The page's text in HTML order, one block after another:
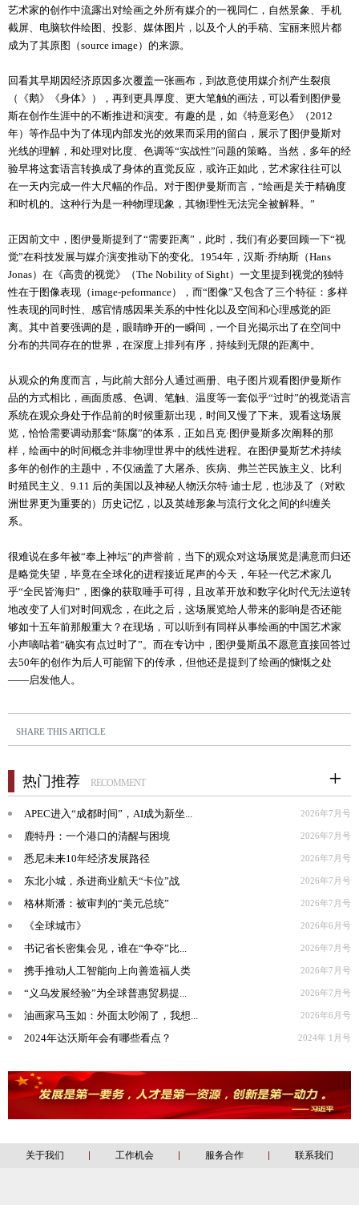
艺术家的创作中流露出对绘画之外所有媒介的一视同仁，自然景象、手机
截屏、电脑软件绘图、投影、媒体图片，以及个人的手稿、宝丽来照片都
成为了其原图（source image）的来源。
回看其早期因经济原因多次覆盖一张画布，到故意使用媒介剂产生裂痕
（《鹅》《身体》），再到更具厚度、更大笔触的画法，可以看到图伊曼
斯在创作生涯中的不断推进和演变。有趣的是，如《特意彩色》（2012
年）等作品中为了体现内部发光的效果而采用的留白，展示了图伊曼斯对
光线的理解，和处理对比度、色调等“实战性”问题的策略。当然，多年的经
验早将这套语言转换成了身体的直觉反应，或许正如此，艺术家往往可以
在一天内完成一件大尺幅的作品。对于图伊曼斯而言，“绘画是关于精确度
和时机的。这种行为是一种物理现象，其物理性无法完全被解释。”
正因前文中，图伊曼斯提到了“需要距离”，此时，我们有必要回顾一下“视
觉”在科技发展与媒介演变推动下的变化。1954年，汉斯·乔纳斯（Hans
Jonas）在《高贵的视觉》（The Nobility of Sight）一文里提到视觉的独特
性在于图像表现（image-peformance），而“图像”又包含了三个特征：多样
性表现的同时性、感官情感因果关系的中性化以及空间和心理感觉的距
离。其中首要强调的是，眼睛睁开的一瞬间，一个目光揭示出了在空间中
分布的共同存在的世界，在深度上排列有序，持续到无限的距离中。
从观众的角度而言，与此前大部分人通过画册、电子图片观看图伊曼斯作
品的方式相比，画面质感、色调、笔触、温度等一套似乎“过时”的视觉语言
系统在观众身处于作品前的时候重新出现，时间又慢了下来。观看这场展
览，恰恰需要调动那套“陈腐”的体系，正如吕克·图伊曼斯多次阐释的那
样，绘画中的时间概念并非物理世界中的线性进程。在图伊曼斯艺术持续
多年的创作的主题中，不仅涵盖了大屠杀、疾病、弗兰芒民族主义、比利
时殖民主义、9.11 后的美国以及神秘人物沃尔特·迪士尼，也涉及了（对欧
洲世界更为重要的）历史记忆，以及英雄形象与流行文化之间的纠缠关
系。
很难说在多年被“奉上神坛”的声誉前，当下的观众对这场展览是满意而归还
是略觉失望，毕竟在全球化的进程接近尾声的今天，年轻一代艺术家几
乎“全民皆海归”，图像的获取唾手可得，且改革开放和数字化时代无法逆转
地改变了人们对时间观念，在此之后，这场展览给人带来的影响是否还能
够如十五年前那般重大？在现场，可以听到有同样从事绘画的中国艺术家
小声嘀咕着“确实有点过时了”。而在专访中，图伊曼斯虽不愿意直接回答过
去50年的创作为后人可能留下的传承，但他还是提到了绘画的慷慨之处
——启发他人。
SHARE THIS ARTICLE
热门推荐 RECOMMENT
APEC进入“成都时间”，AI成为新坐... 2026年7月号
鹿特丹：一个港口的清醒与困境 2026年7月号
悉尼未来10年经济发展路径 2026年7月号
东北小城，杀进商业航天“卡位”战 2026年7月号
格林斯潘：被审判的“美元总统” 2026年7月号
《全球城市》 2026年6月号
书记省长密集会见，谁在“争夺”比... 2026年7月号
携手推动人工智能向上向善造福人类 2026年7月号
“义乌发展经验”为全球普惠贸易提... 2026年7月号
油画家马玉如：外面太吵闹了，我想... 2026年6月号
2024年达沃斯年会有哪些看点？ 2024年 1月号
关于我们 工作机会 服务合作 联系我们